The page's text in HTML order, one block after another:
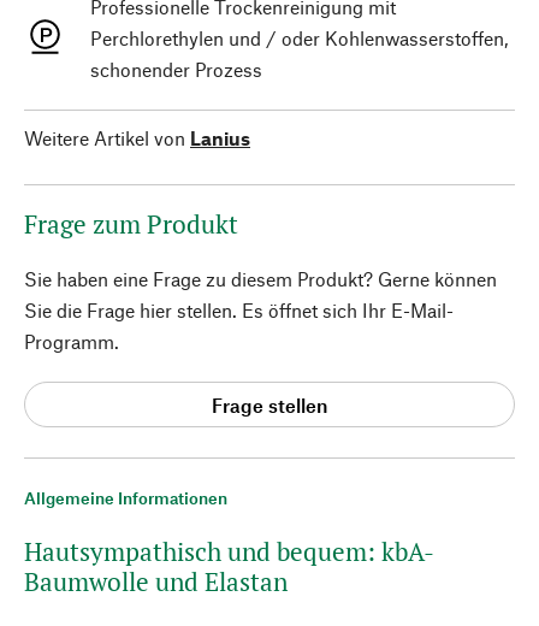
Allgemeine Informationen
Hautsympathisch und bequem: kbA-
Baumwolle und Elastan
Professionelle Trockenreinigung mit
Perchlorethylen und / oder Kohlenwasserstoffen,
schonender Prozess
Weitere Artikel von Lanius
Frage zum Produkt
Sie haben eine Frage zu diesem Produkt? Gerne können
Sie die Frage hier stellen. Es öffnet sich Ihr E-Mail-
Programm.
Frage stellen